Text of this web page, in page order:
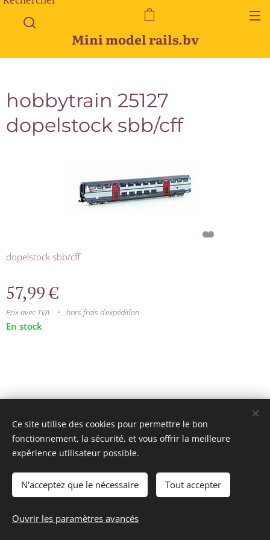
Mini model rails.bv
hobbytrain 25127
dopelstock sbb/cff
dopelstock sbb/cff
57,99€
Prix avec TVA hors frais d'expédition
En stock
Ajouter au panier
mini model rails
Langues
Français
Nederlands
Ce site utilise des cookies pour permettre le bon
fonctionnement, la sécurité, et vous offrir la meilleure
expérience utilisateur possible.
N'acceptez que le nécessaire Tout accepter
Ouvrir les paramètres avancés